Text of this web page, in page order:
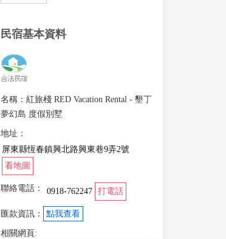
滿
滿
滿
滿
滿
滿
滿
空
空
空
空
空
空
空
空
空
空
空
空
滿
滿
空
民宿基本資料
名稱：紅旅棧 RED Vacation Rental - 墾丁
夢幻島 度假別墅
地址：
屏東縣恆春鎮興北路興東巷9弄2號
看地圖
聯絡電話： 0918-762247 打電話
匯款資訊： 點我查看
相關網頁: